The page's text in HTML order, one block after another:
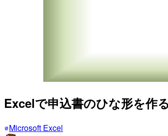
Excelで申込書のひな形を作
Microsoft Excel